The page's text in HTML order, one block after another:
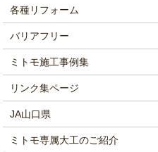
各種リフォーム
バリアフリー
ミトモ施工事例集
リンク集ページ
JA山口県
ミトモ専属大工のご紹介